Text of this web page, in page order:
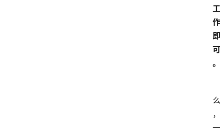
工
作
即
可
。
么
，
一